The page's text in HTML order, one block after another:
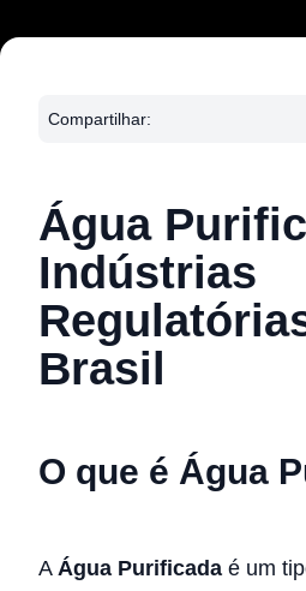
Compartilhar:
Água
Indústrias
Brasil
O que é Água
A Água Purificada é um